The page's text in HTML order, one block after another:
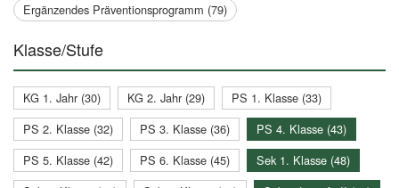
Ergänzendes Präventionsprogramm (79)
Klasse/Stufe
KG 1. Jahr (30) KG 2. Jahr (29)
PS 1. Klasse (33)
PS 2. Klasse (32)
PS 3. Klasse (36)
PS 4. Klasse (43)
PS 5. Klasse (42)
PS 6. Klasse (45)
Sek 1. Klasse (48)